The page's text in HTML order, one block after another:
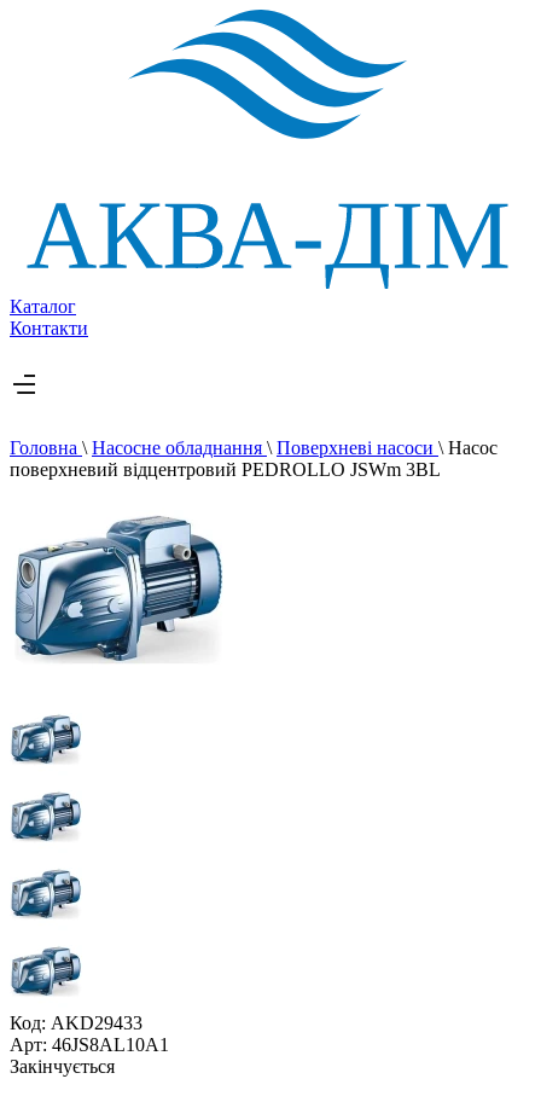
Каталог
Контакти
Головна \ Насосне обладнання \ Поверхневі насоси \ Насос
поверхневий відцентровий PEDROLLO JSWm 3BL
Код: AKD29433
Арт: 46JS8AL10A1
Закінчується